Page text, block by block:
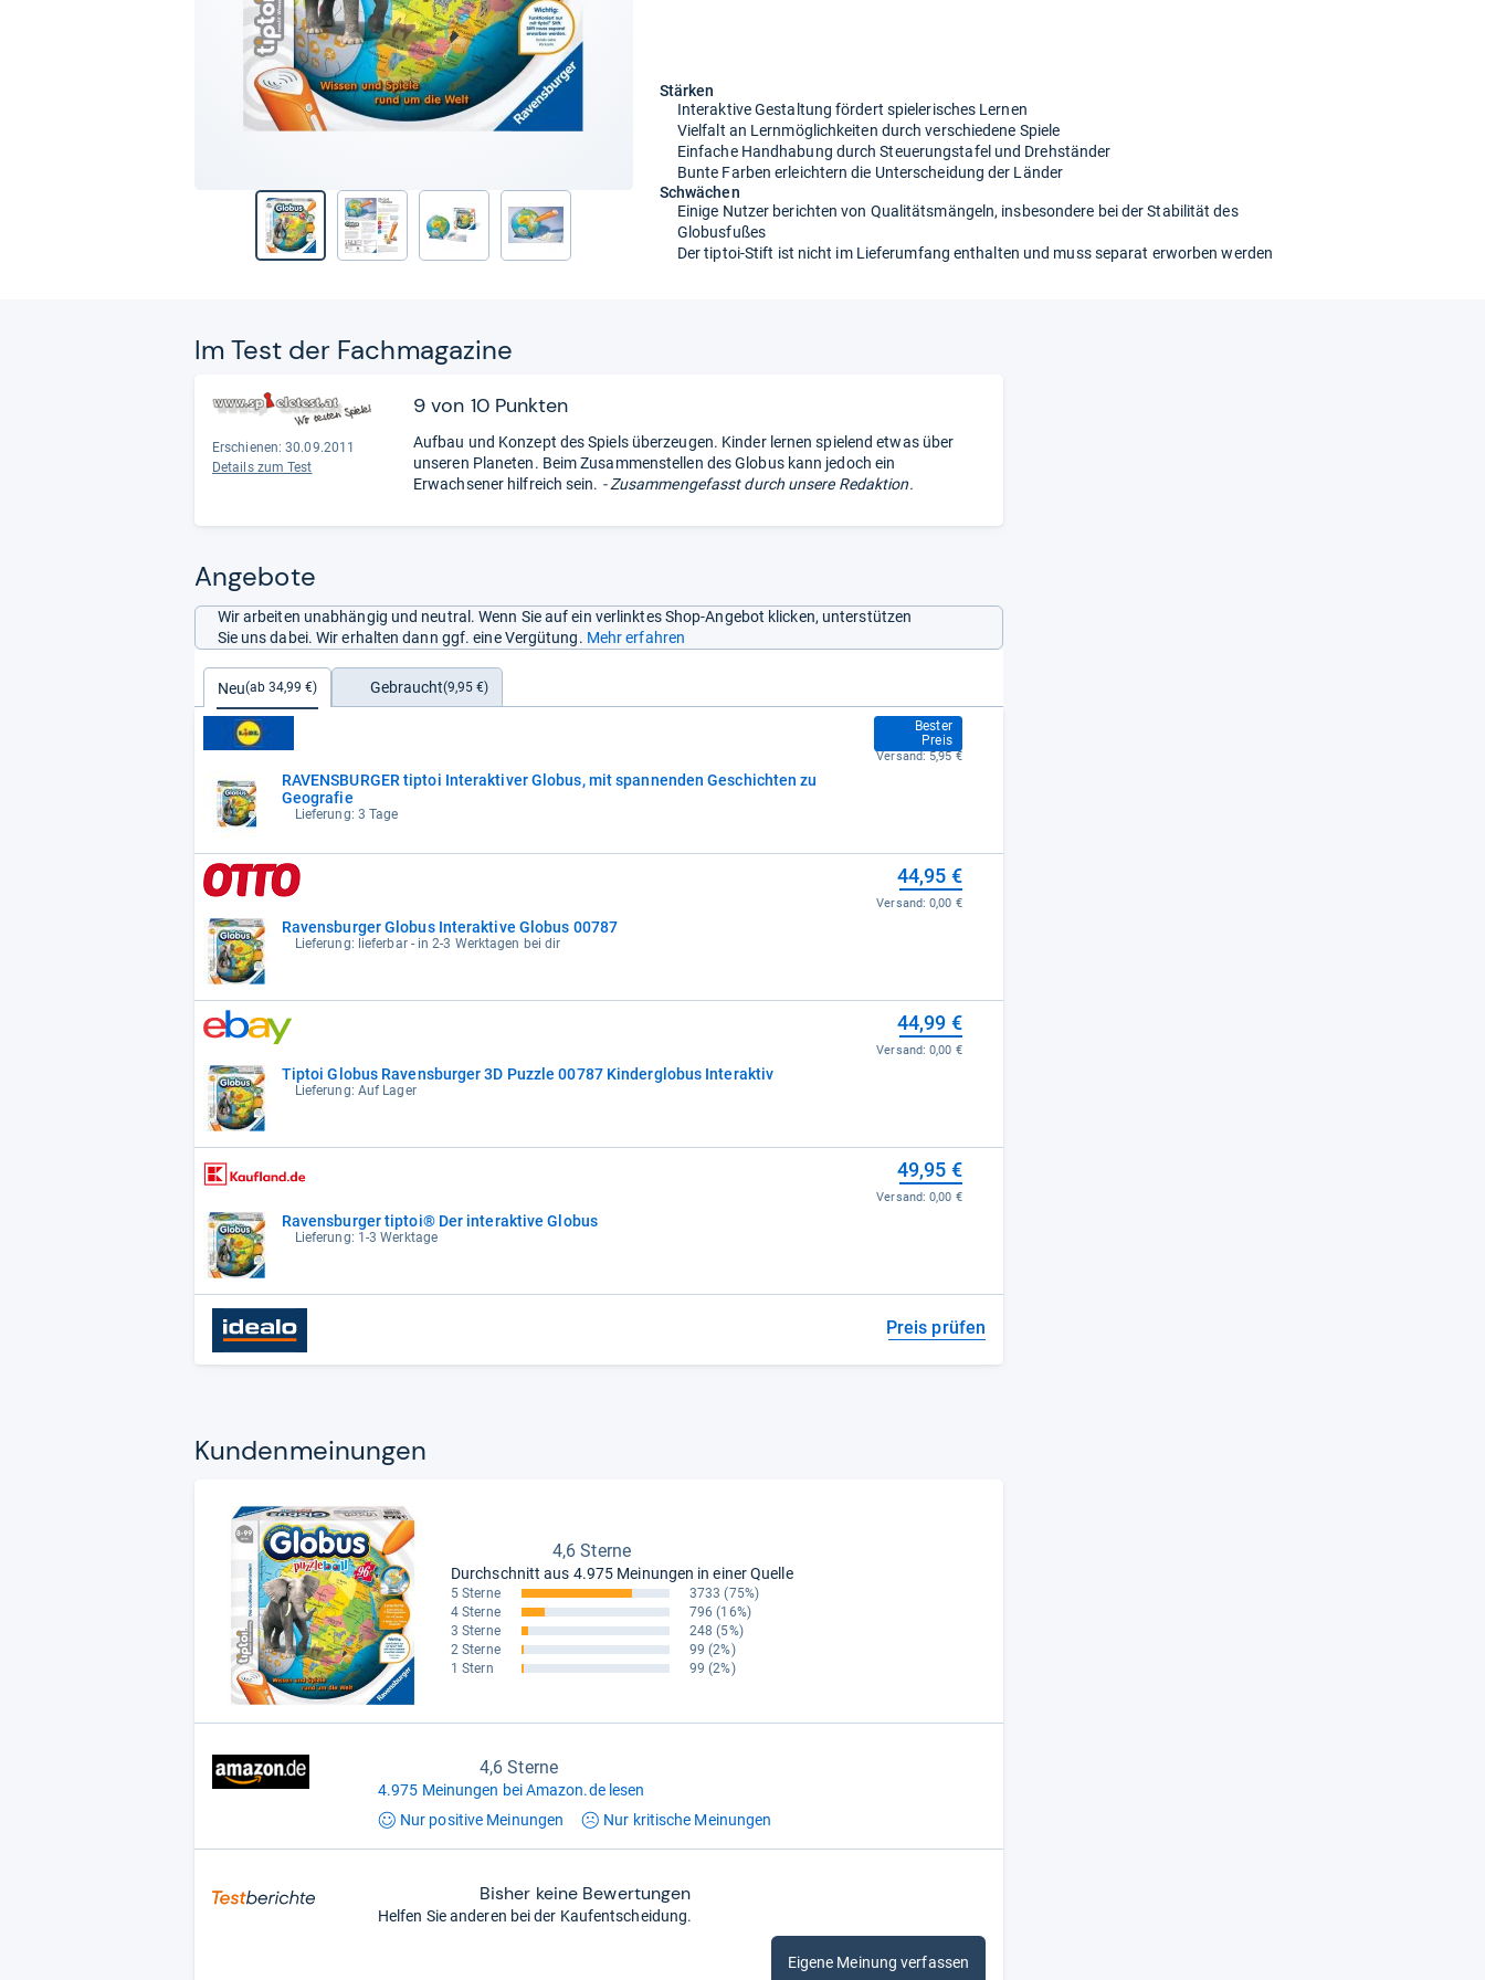
Stärken
Interaktive Gestaltung fördert spielerisches Lernen
Vielfalt an Lernmöglichkeiten durch verschiedene Spiele
Einfache Handhabung durch Steuerungstafel und Drehständer
Bunte Farben erleichtern die Unterscheidung der Länder
Schwächen
Einige Nutzer berichten von Qualitätsmängeln, insbesondere bei der Stabilität des
Globusfußes
Der tiptoi-Stift ist nicht im Lieferumfang enthalten und muss separat erworben werden
Im Test der Fach­ma­ga­zine
Erschienen: 30.09.2011
Details zum Test
9 von 10 Punkten
Aufbau und Konzept des Spiels überzeugen. Kinder lernen spielend etwas über
unseren Planeten. Beim Zusammenstellen des Globus kann jedoch ein
Erwachsener hilfreich sein. - Zusammengefasst durch unsere Redaktion.
Angebote
Wir arbeiten unabhängig und neutral. Wenn Sie auf ein verlinktes Shop-Angebot klicken, unterstützen
Sie uns dabei. Wir erhalten dann ggf. eine Vergütung. Mehr erfahren
Neu(ab 34,99 €) Gebraucht(9,95 €)
RAVENSBURGER tiptoi Interaktiver Globus, mit spannenden Geschichten zu
Geografie
Lieferung: 3 Tage
Bester
Preis
34,99 €
Versand: 5,95 €
Ravensburger Globus Interaktive Globus 00787
Lieferung: lieferbar - in 2-3 Werktagen bei dir
44,95 €
Versand:0,00 €
Tiptoi Globus Ravensburger 3D Puzzle 00787 Kinderglobus Interaktiv
Lieferung: Auf Lager
44,99 €
Versand:0,00 €
Ravensburger tiptoi® Der interaktive Globus
Lieferung: 1-3 Werktage
49,95 €
Versand:0,00 €
Preis prüfen
Kun­den­mei­nun­gen
4,6 Sterne
Durchschnitt aus 4.975 Meinungen in einer Quelle
5 Sterne 3733 (75%)
4 Sterne
796 (16%)
3 Sterne
248 (5%)
2 Sterne
99 (2%)
1 Stern
99 (2%)
4,6 Sterne
4.975 Meinungen bei Amazon.de lesen
Nur positive Meinungen Nur kritische Meinungen
Bisher keine Bewertungen
Helfen Sie anderen bei der Kaufentscheidung.
Eigene Meinung verfassen